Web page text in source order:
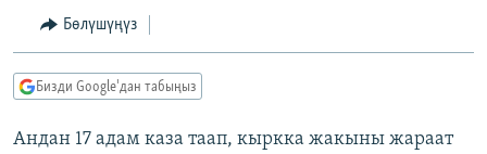
БҮГҮН АЗАТТЫКТА
ДАНИСТЕ
ПОДКАСТБөлүшүңүз
Бизди Google'дан табыңыз
Андан 17 адам каза таап, кыркка жакыны жараат